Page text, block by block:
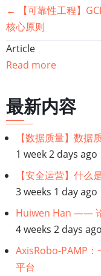
书
遍
历
链
接：
【可
靠
性
工
←
【可靠性工程】
核心原则
Article
Read more
最新内容
【数据质量】数据
1 week 2 days ago
【安全运营】什么
3 weeks 1 day ago
Huiwen Han ——
4 weeks 2 days ago
AxisRobo-PAMP：
平台